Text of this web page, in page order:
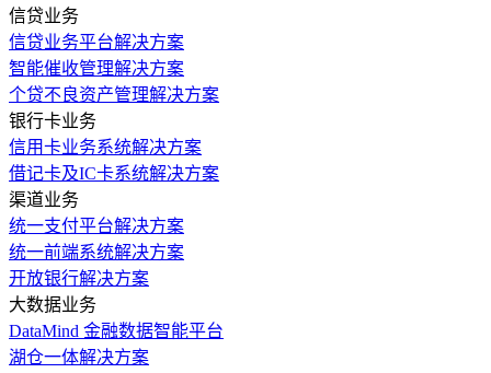
信贷业务
信贷业务平台解决方案
智能催收管理解决方案
个贷不良资产管理解决方案
银行卡业务
信用卡业务系统解决方案
借记卡及IC卡系统解决方案
渠道业务
统一支付平台解决方案
统一前端系统解决方案
开放银行解决方案
大数据业务
DataMind 金融数据智能平台
湖仓一体解决方案